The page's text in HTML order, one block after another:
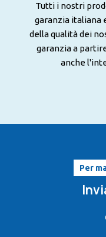
Tutti i nostri
garanzia italiana
della qualità dei
garanzia a
anche
Per